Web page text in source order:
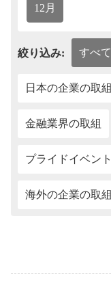
12月
絞り込み: すべて
日本の企業の取組
金融業界の取組
プライドイベント
海外の企業の取組